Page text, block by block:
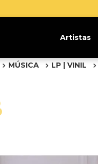
Artistas
MÚSICA LP | VINIL